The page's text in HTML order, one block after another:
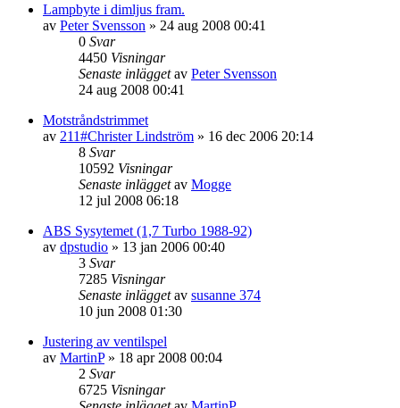
Lampbyte i dimljus fram.
av Peter Svensson » 24 aug 2008 00:41
0 Svar
4450 Visningar
Senaste inläggetav Peter Svensson
24 aug 2008 00:41
Motstråndstrimmet
av 211#Christer Lindström » 16 dec 2006 20:14
8 Svar
10592 Visningar
Senaste inläggetav Mogge
12 jul 2008 06:18
ABS Sysytemet (1,7 Turbo 1988-92)
av dpstudio » 13 jan 2006 00:40
3 Svar
7285 Visningar
Senaste inläggetav susanne 374
10 jun 2008 01:30
Justering av ventilspel
av MartinP» 18 apr 2008 00:04
2 Svar
6725 Visningar